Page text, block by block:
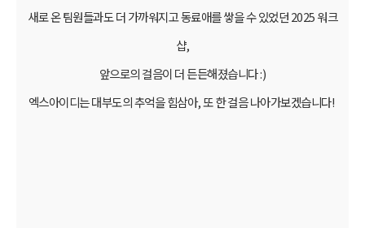
새로 온 팀원들과도 더 가까워지고 동료애를 쌓을 수 있었던 2025 워크
샵,
앞으로의 걸음이 더 든든해졌습니다 :)
엑스아이디는 대부도의 추억을 힘삼아, 또 한 걸음 나아가보겠습니다!